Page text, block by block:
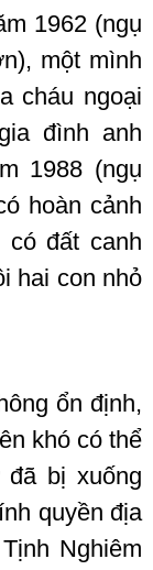
1962 (ngụ
một mình
cháu ngoại
đình anh
1988 (ngụ
hoàn cảnh
có đất canh
hai con nhỏ
ổn định,
khó có thể
bị xuống
quyền địa
Nghiêm